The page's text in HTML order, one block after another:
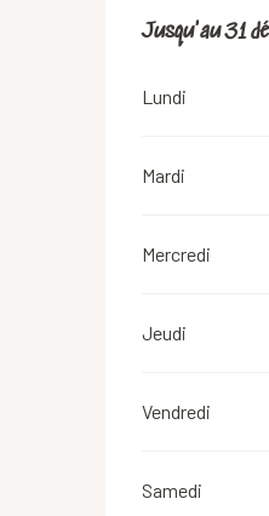
Du2 janvier
Jusqu'au31
Lundi
Mardi
Mercredi
Jeudi
Vendredi
Samedi